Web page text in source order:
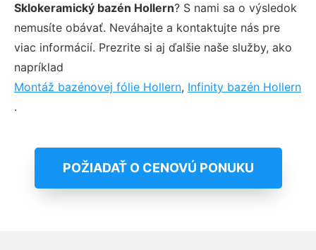
Sklokeramický bazén Hollern? S nami sa o výsledok
nemusíte obávať. Neváhajte a kontaktujte nás pre
viac informácií. Prezrite si aj ďalšie naše služby, ako
napríklad
Montáž bazénovej fólie Hollern, Infinity bazén Hollern
.
POŽIADAŤ O CENOVÚ PONUKU